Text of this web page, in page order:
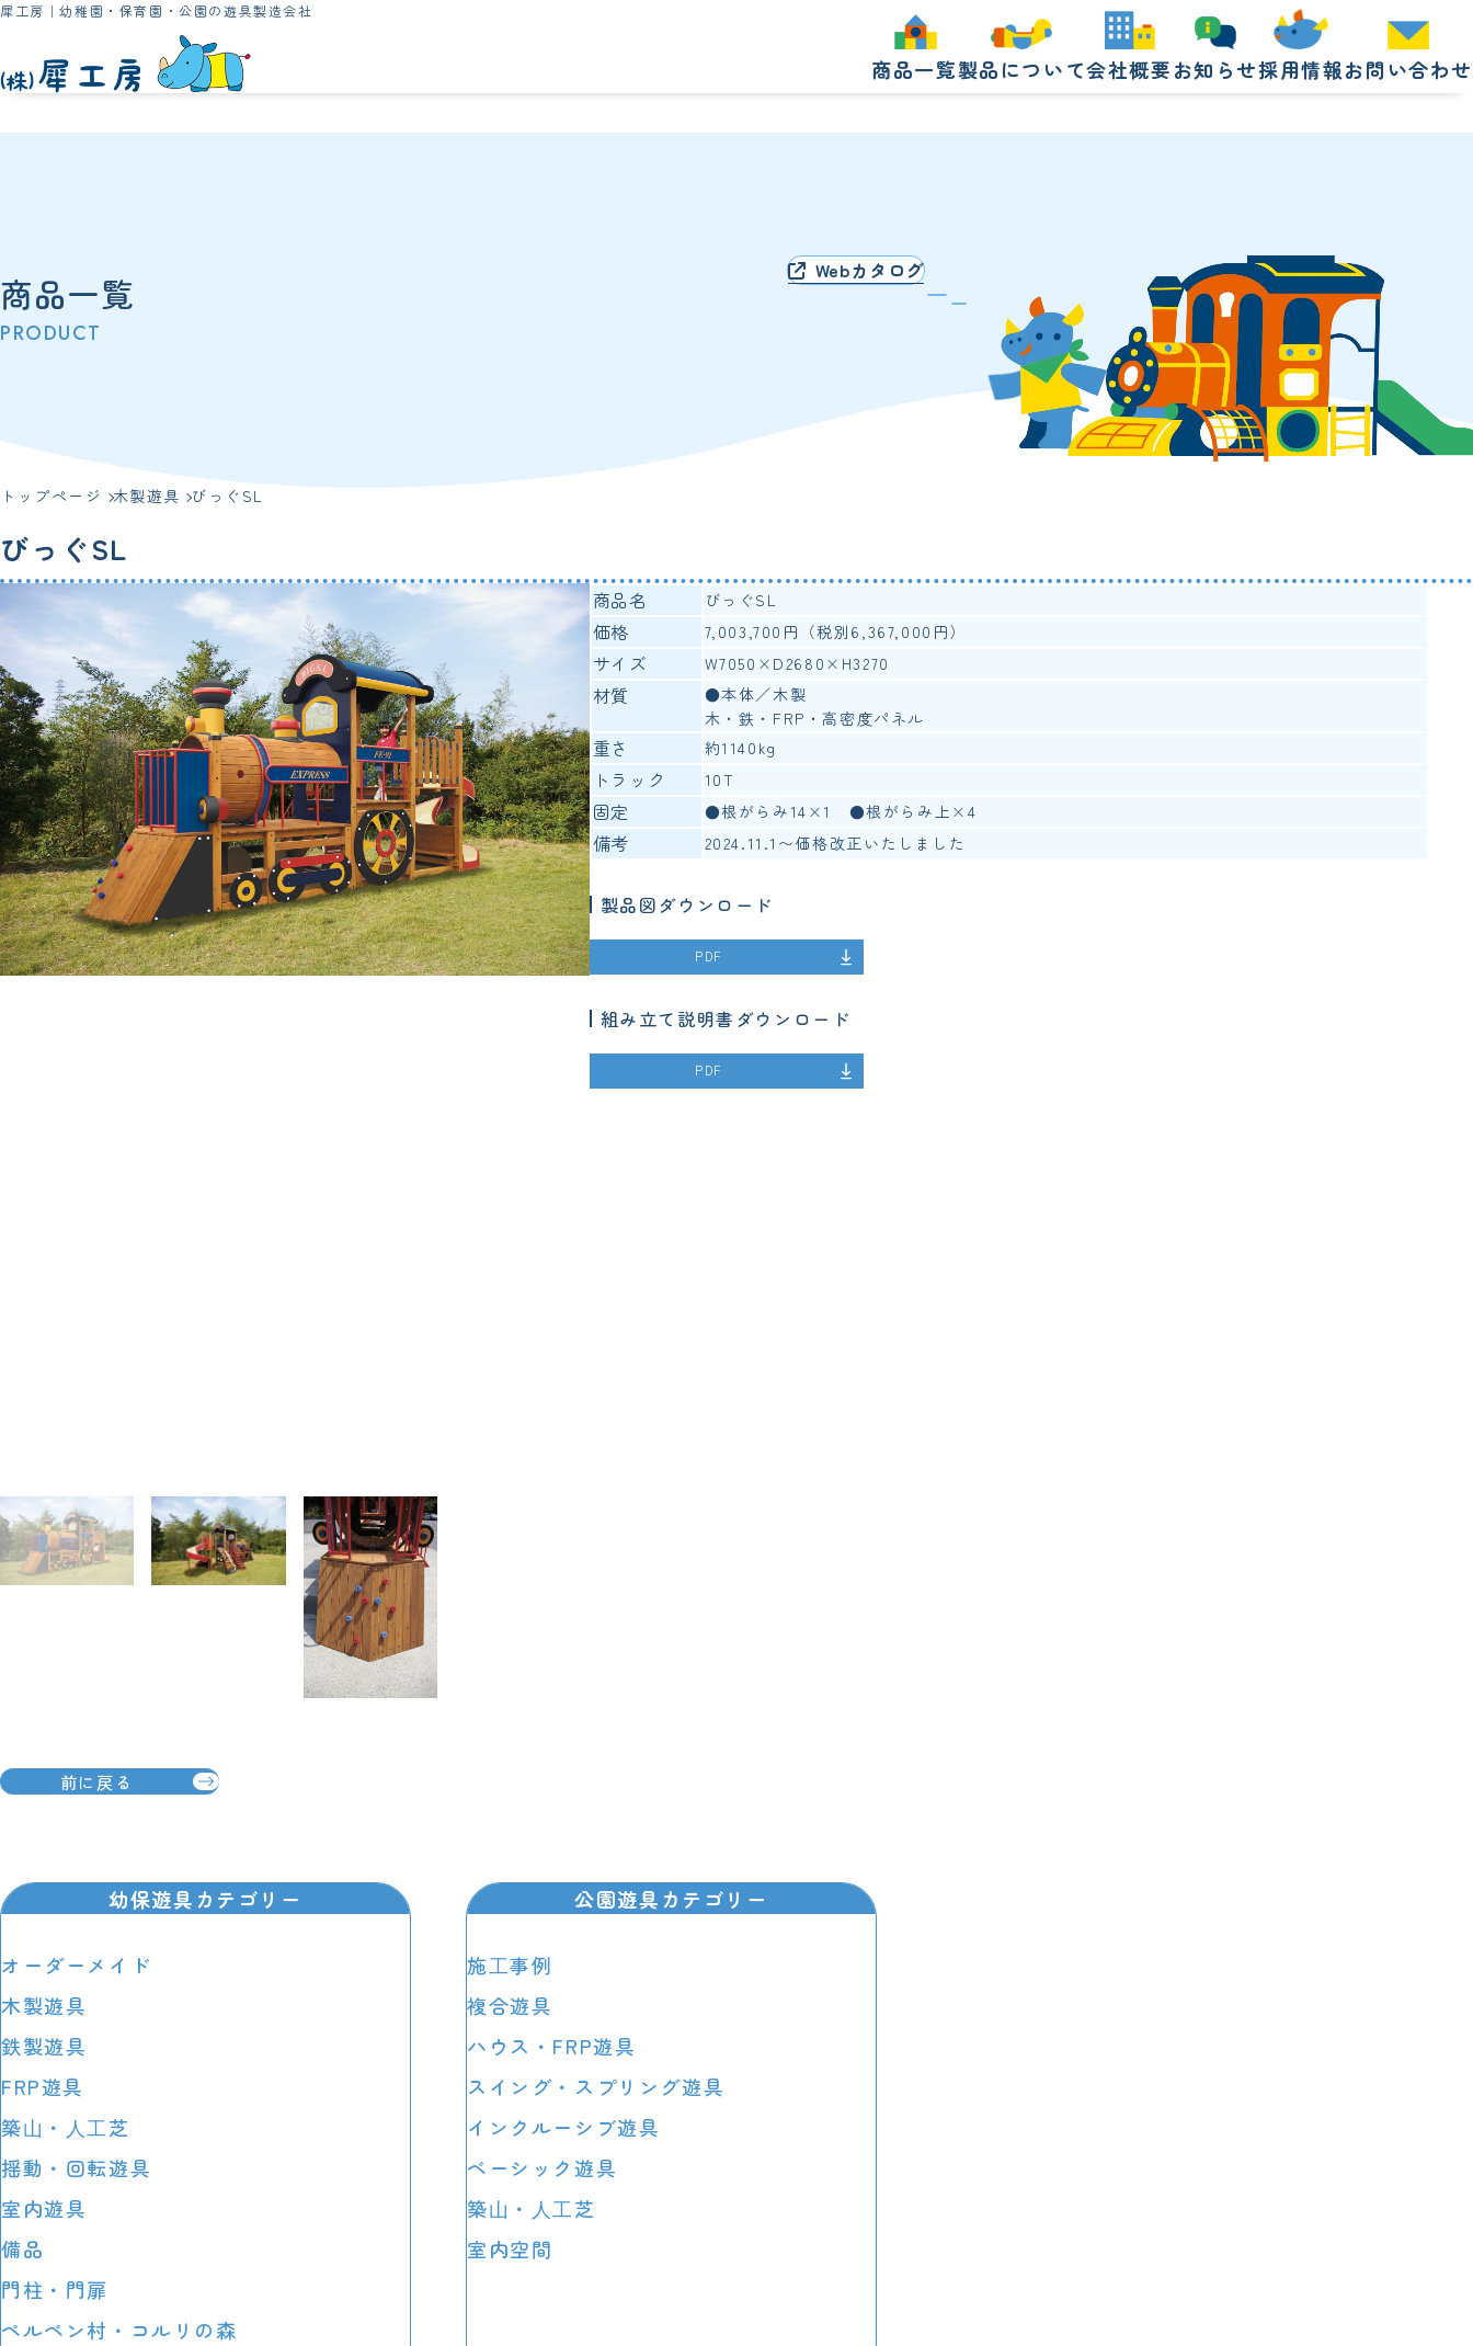
犀工房｜幼稚園・保育園・公園の遊具製造会社
商品一覧製品について
製品について
会社概要
会社概要
お知らせ
お知らせ
採用情報
採用情報
お問い合わせ
お問い合わせ
商品一覧 Webカタログ
トップページ 木製遊具 びっぐSL
びっぐSL
商品名 びっぐSL
価格 7,003,700円（税別6,367,000円）
サイズ W7050×D2680×H3270
材質
●本体／木製
木・鉄・FRP・高密度パネル
重さ 約1140kg
トラック 10T
固定 ●根がらみ14×1 ●根がらみ上×4
備考 2024.11.1〜価格改正いたしました
製品図ダウンロード
PDF
組み立て説明書ダウンロード
PDF
前に戻る
幼保遊具カテゴリー
オーダーメイド
木製遊具
鉄製遊具
FRP遊具
築⼭・⼈⼯芝
揺動・回転遊具
室内遊具
備品
門柱・門扉
ペルペン村・コルリの森
公園遊具カテゴリー
施⼯事例
複合遊具
ハウス・FRP遊具
スイング・スプリング遊具
インクルーシブ遊具
ベーシック遊具
築⼭・⼈⼯芝
室内空間